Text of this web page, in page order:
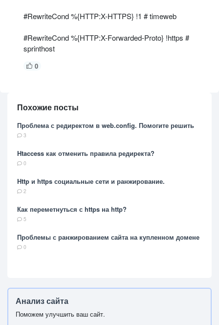
#RewriteCond %{HTTP:X-HTTPS} !1 # timeweb
#RewriteCond %{HTTP:X-Forwarded-Proto} !https #
sprinthost
0
Похожие посты
Проблема с редиректом в web.config. Помогите решить
3
Htaccess как отменить правила редиректа?
0
Http и https социальные сети и ранжирование.
2
Как переметнуться с https на http?
5
Проблемы с ранжированием сайта на купленном домене
0
Анализ сайта
Поможем улучшить ваш сайт.